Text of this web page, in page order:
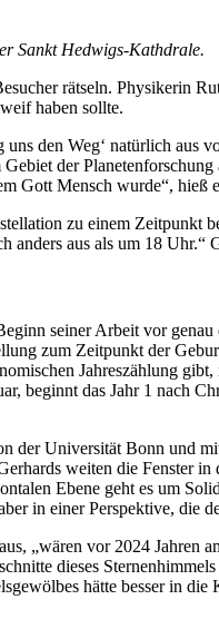
Sankt Hedwigs-Kathdrale.
rätseln. Physikerin
haben sollte.
den Weg‘ natürlich
der
Gott Mensch wurde“,
zu einem Zeitpunkt
aus als um 18
seiner Arbeit vor
zum Zeitpunkt der
Jahreszählung
beginnt das Jahr 1 nach
der Universität Bonn und
weiten die Fenster
Ebene geht es um
in einer Perspektive, die
„wären vor 2024 Jahren
dieses
hätte besser in die